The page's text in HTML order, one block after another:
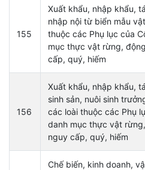
155
Xuất khẩu, nhập khẩu,
nhập nội từ biển mẫu
thuộc các Phụ lục của
mục thực vật rừng,
cấp, quý, hiếm
156
Xuất khẩu, nhập khẩu,
sinh sản, nuôi sinh
các loài thuộc các Phụ
danh mục thực vật
nguy cấp, quý, hiếm
Chế biến, kinh doanh,